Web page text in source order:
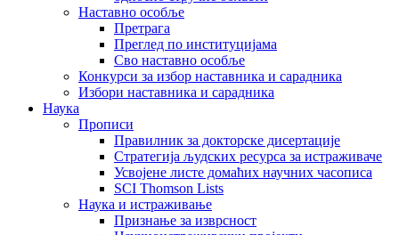
Наставно особље
Претрага
Преглед по институцијама
Сво наставно особље
Конкурси за избор наставника и сарадника
Избори наставника и сарадника
Наука
Прописи
Правилник за докторске дисертације
Стратегија људских ресурса за истраживаче
Усвојене листе домаћих научних часописа
SCI Thomson Lists
Наука и истраживање
Признање за изврсност